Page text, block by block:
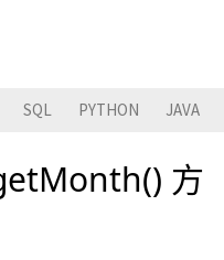
SQL PYTHON JAVA
方